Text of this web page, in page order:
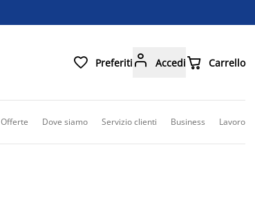
 Preferiti  Accedi Carrello
Offerte Dove siamo Servizio clienti Business Lavoro